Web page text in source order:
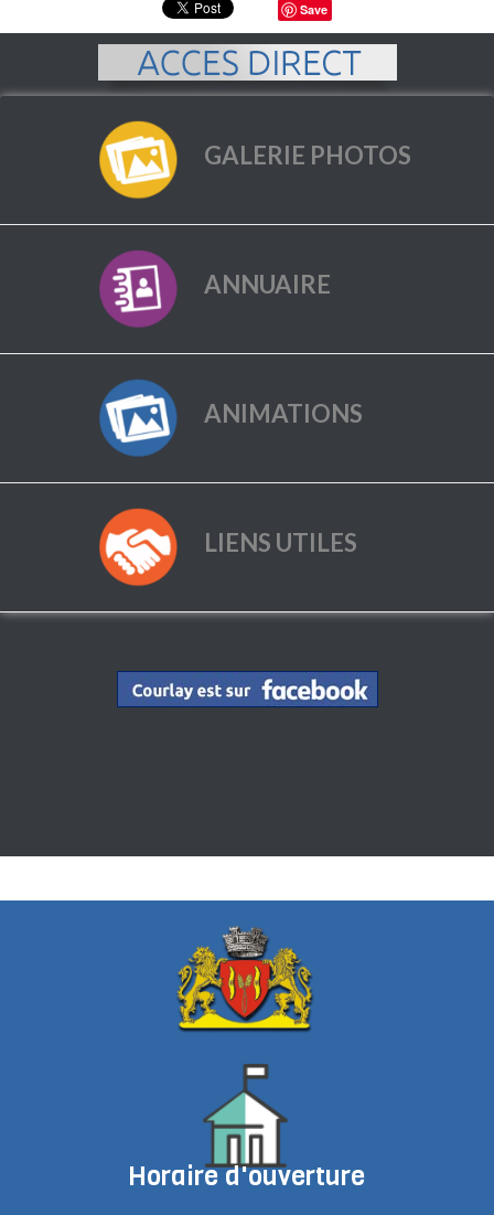
Save
GALERIE PHOTOS
ANNUAIRE
ANIMATIONS
LIENS UTILES
Horaire d'ouverture